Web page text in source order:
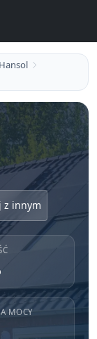
Hansol
z innym
MOCY